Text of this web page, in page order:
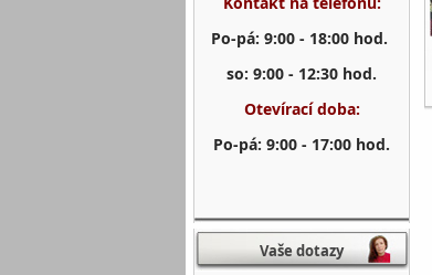
Po-pá: 9:00 - 18:00 hod.
so: 9:00 - 12:30 hod.
Otevírací doba:
Po-pá: 9:00 - 17:00 hod.
Vaše dotazy